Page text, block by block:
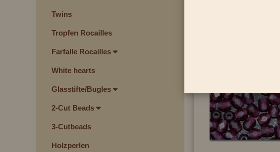
Twins
Tropfen Rocailles
Farfalle Rocailles
White hearts
Glasstifte/Bugles
2-Cut Beads
3-Cutbeads
Holzperlen